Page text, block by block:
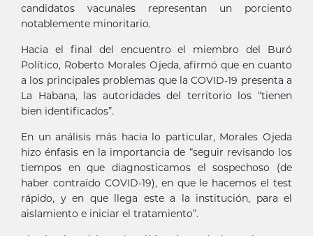
candidatos vacunales representan un porciento
notablemente minoritario.
Hacia el final del encuentro el miembro del Buró
Político, Roberto Morales Ojeda, afirmó que en cuanto
a los principales problemas que la COVID-19 presenta a
La Habana, las autoridades del territorio los “tienen
bien identificados”.
En un análisis más hacia lo particular, Morales Ojeda
hizo énfasis en la importancia de “seguir revisando los
tiempos en que diagnosticamos el sospechoso (de
haber contraído COVID-19), en que le hacemos el test
rápido, y en que llega este a la institución, para el
aislamiento e iniciar el tratamiento”.